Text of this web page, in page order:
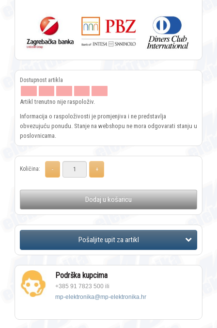
Artikl trenutno nije raspoloživ.
Informacija o raspoloživosti je promjenjiva i ne predstavlja
obvezujuću ponudu. Stanje na webshopu ne mora odgovarati stanju u
poslovnicama.
Količina:
Dodaj u košaricu
Podrška kupcima
+385 91 7823 500 ili
mp-elektronika@mp-elektronika.hr